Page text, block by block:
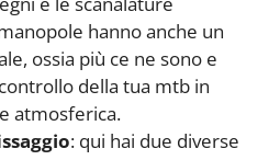
hanno anche un
ossia più ce ne sono e
della tua mtb in
atmosferica.
: qui hai due diverse